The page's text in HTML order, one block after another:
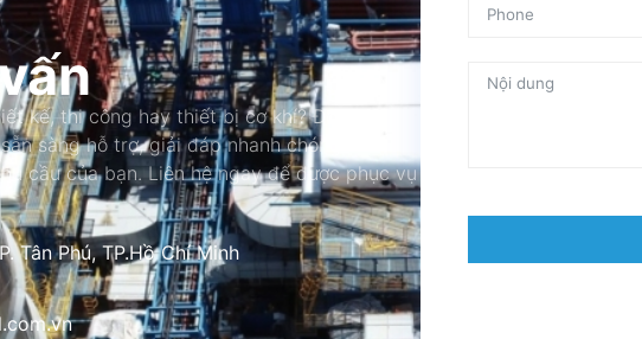
kế, thi công hay thiết bị cơ khí? Đội ngũ
sàng hỗ trợ, giải đáp nhanh chóng và đưa
cầu của bạn. Liên hệ ngay để được phục vụ
Tân Phú, TP.Hồ Chí Minh